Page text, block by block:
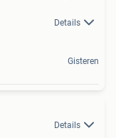
Details
Gisteren
Details